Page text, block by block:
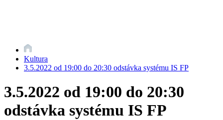
Kultura
3.5.2022 od 19:00 do 20:30 odstávka systému IS FP
3.5.2022 od 19:00 do 20:30
odstávka systému IS FP